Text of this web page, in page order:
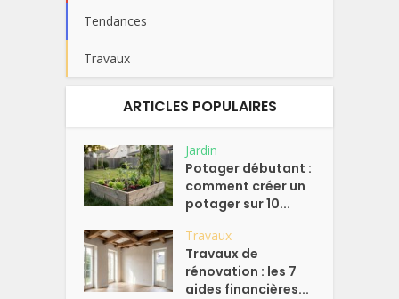
Tendances
Travaux
ARTICLES POPULAIRES
Jardin
Potager débutant :
comment créer un
potager sur 10...
Travaux
Travaux de
rénovation : les 7
aides financières...